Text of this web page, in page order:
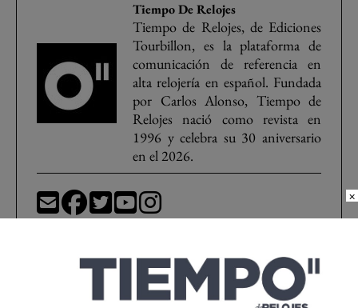
Tiempo De Relojes
Tiempo de Relojes, de Ediciones
Tourbillon, es la plataforma de
comunicación de referencia en
alta relojería en español. Fundada
por Carlos Alonso, Tiempo de
Relojes nació como revista en
1996 y celebra su 30 aniversario
en el 2026.
James Bond MI6
relojes
×